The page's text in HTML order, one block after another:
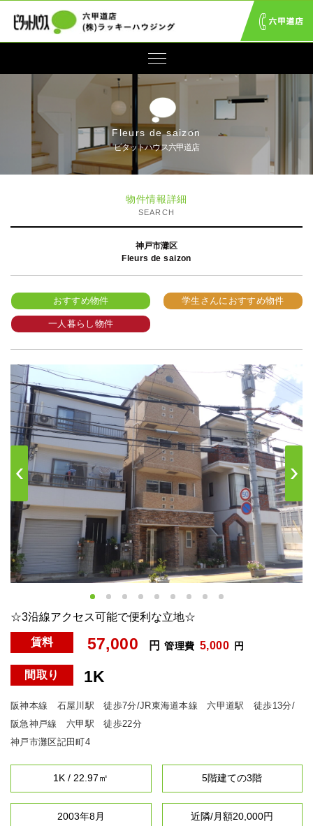
Fleurs de saizon
ピタットハウス六甲道店
物件情報詳細
SEARCH
神戸市灘区
Fleurs de saizon
おすすめ物件 学生さんにおすすめ物件
一人暮らし物件
Next
☆3沿線アクセス可能で便利な立地☆
賃料 57,000 円 管理費 5,000 円
間取り 1K
阪神本線 石屋川駅 徒歩7分/JR東海道本線 六甲道駅 徒歩13分/
阪急神戸線 六甲駅 徒歩22分
神戸市灘区記田町4
1K / 22.97㎡ 5階建ての3階
2003年8月 近隣/月額20,000円